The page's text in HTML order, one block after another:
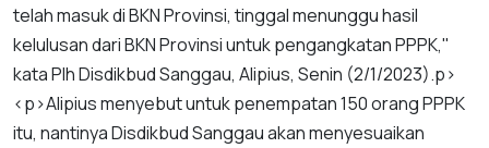
telahmasukdiBKNProvinsi, tinggalmenungguhasil
kelulusandariBKNProvinsiuntukpengangkatanPPPK,"
kataPlhDisdikbudSanggau, Alipius, Senin (2/1/2023).p>
<p>Alipiusmenyebutuntukpenempatan150orangPPPK
itu, nantinyaDisdikbudSanggauakanmenyesuaikan